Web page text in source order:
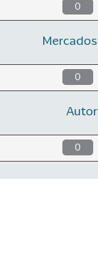
0
Mercados
0
Autor
0